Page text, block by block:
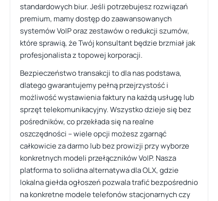
standardowych biur. Jeśli potrzebujesz rozwiązań
premium, mamy dostęp do zaawansowanych
systemów VoIP oraz zestawów o redukcji szumów,
które sprawią, że Twój konsultant będzie brzmiał jak
profesjonalista z topowej korporacji.
Bezpieczeństwo transakcji to dla nas podstawa,
dlatego gwarantujemy pełną przejrzystość i
możliwość wystawienia faktury na każdą usługę lub
sprzęt telekomunikacyjny. Wszystko dzieje się bez
pośredników, co przekłada się na realne
oszczędności – wiele opcji możesz zgarnąć
całkowicie za darmo lub bez prowizji przy wyborze
konkretnych modeli przełączników VoIP. Nasza
platforma to solidna alternatywa dla OLX, gdzie
lokalna giełda ogłoszeń pozwala trafić bezpośrednio
na konkretne modele telefonów stacjonarnych czy